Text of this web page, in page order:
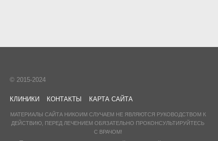
© 2015-2024
МАТЕРИАЛЫ САЙТА НИКОИМ СЛУЧАЕМ НЕ ЯВЛЯЮТСЯ РУКОВОДСТВОМ К
ДЕЙСТВИЮ, ПЕРЕД ЛЕЧЕНИЕМ ОБЯЗАТЕЛЬНО ПРОКОНСУЛЬТИРУЙТЕСЬ
С ВРАЧОМ!
КЛИНИКИ КОНТАКТЫ КАРТА САЙТА